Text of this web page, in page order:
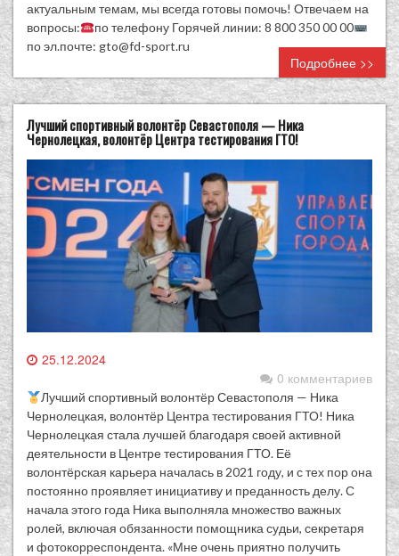
актуальным темам, мы всегда готовы помочь! Отвечаем на
вопросы:
по телефону Горячей линии: 8 800 350 00 00
по эл.почте: gto@fd-sport.ru
Подробнее >>
Лучший спортивный волонтёр Севастополя — Ника
Чернолецкая, волонтёр Центра тестирования ГТО!
25.12.2024
0 комментариев
Лучший спортивный волонтёр Севастополя — Ника
Чернолецкая, волонтёр Центра тестирования ГТО! Ника
Чернолецкая стала лучшей благодаря своей активной
деятельности в Центре тестирования ГТО. Её
волонтёрская карьера началась в 2021 году, и с тех пор она
постоянно проявляет инициативу и преданность делу. С
начала этого года Ника выполняла множество важных
ролей, включая обязанности помощника судьи, секретаря
и фотокорреспондента. «Мне очень приятно получить